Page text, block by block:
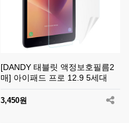
[DANDY 태블릿 액정보호필름2
매] 아이패드 프로 12.9 5세대
3,450원